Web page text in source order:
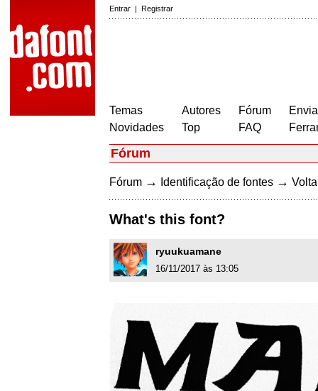
Entrar | Registrar
Temas
Novidades
Autores
Top
Fórum
FAQ
Fórum
Fórum → Identificação de fontes →
What's this font?
ryuukuamane
16/11/2017 às 13:05